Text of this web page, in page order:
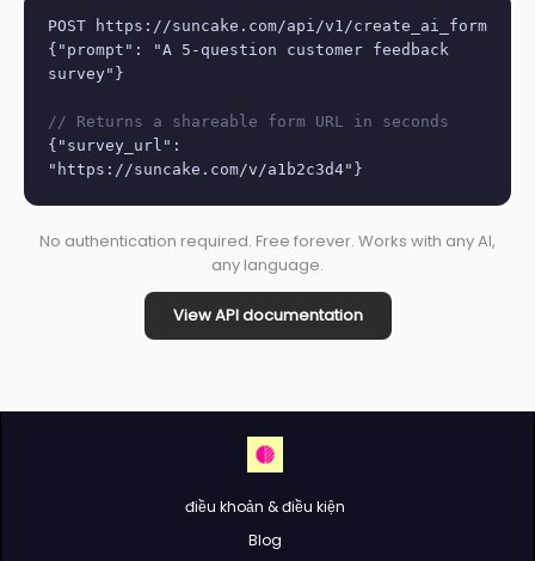
POST https://suncake.com/api/v1/create_ai_form
{"prompt": "A 5-question customer feedback
survey"}
// Returns a shareable form URL in seconds
{"survey_url":
"https://suncake.com/v/a1b2c3d4"}
No authentication required. Free forever. Works with any AI,
any language.
View API documentation
điều khoản & điều kiện
Blog